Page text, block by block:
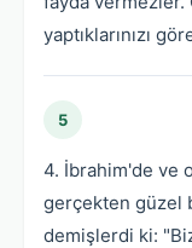
yaptıklarınızı
5
4. İbrahim'de ve
gerçekten güzel
demişlerdi ki: